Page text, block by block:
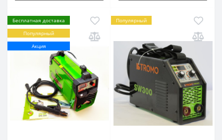
Бесплатная доставка
Популярный
Акция
Популярный